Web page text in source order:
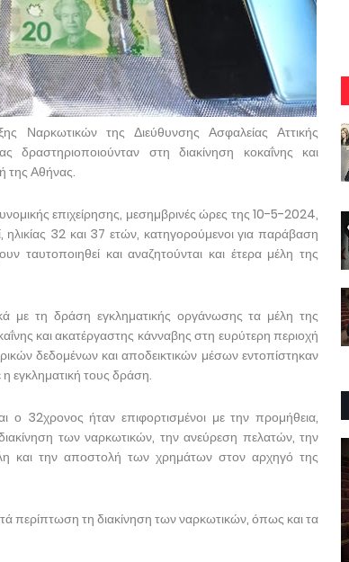
Ναρκωτικών της Διεύθυνσης Ασφαλείας Αττικής
στη διακίνηση κοκαΐνης και
της Αθήνας.
επιχείρησης, μεσημβρινές ώρες της 10-5-2024,
32 και 37 ετών, κατηγορούμενοι για παράβαση
ταυτοποιηθεί και αναζητούνται και έτερα μέλη της
με τη δράση εγκληματικής οργάνωσης τα μέλη της
και ακατέργαστης κάνναβης στη ευρύτερη περιοχή
δεδομένων και αποδεικτικών μέσων εντοπίστηκαν
εγκληματική τους δράση.
32χρονος ήταν επιφορτισμένοι με την προμήθεια,
των ναρκωτικών, την ανεύρεση πελατών, την
και την αποστολή των χρημάτων στον αρχηγό της
περίπτωση τη διακίνηση των ναρκωτικών, όπως και τα